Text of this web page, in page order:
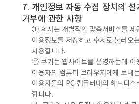
7. 개인정보 자동 수집 장치의 설
거부에 관한 사항
① 회사는 개별적인 맞춤서비스를 제
이용정보를 저장하고 수시로 불러오
사용합니다.
② 쿠키는 웹사이트를 운영하는데
이용자의 컴퓨터 브라우저에게 보내
이용자들의 PC 컴퓨터내의 하드디스
합니다.